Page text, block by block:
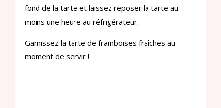
fond de la tarte et laissez reposer la tarte au
moins une heure au réfrigérateur.
Garnissez la tarte de framboises fraîches au
moment de servir !